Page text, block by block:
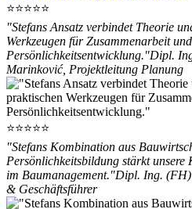
⭐⭐⭐⭐⭐
"Stefans Ansatz verbindet Theorie
Werkzeugen für Zusammenarbeit und
Persönlichkeitsentwicklung."Dipl.
Marinković, Projektleitung Planung
⭐⭐⭐⭐⭐
"Stefans Kombination aus
Persönlichkeitsbildung stärkt
im Baumanagement."Dipl. Ing.
& Geschäftsführer